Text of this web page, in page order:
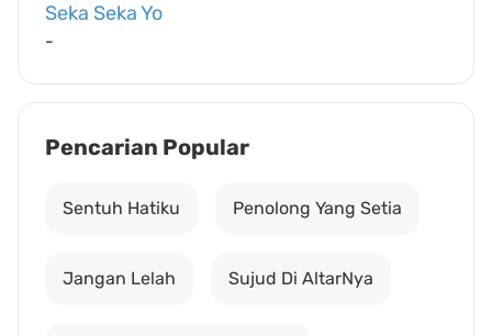
Seka Seka Yo
-
Pencarian Popular
Sentuh Hatiku Penolong Yang Setia
Jangan Lelah Sujud Di AltarNya